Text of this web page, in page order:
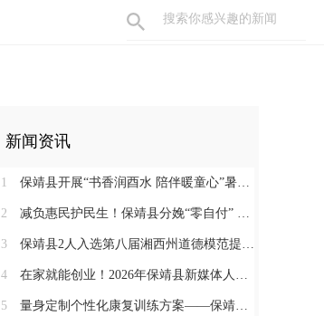
新闻资讯
1 保靖县开展“书香润酉水 陪伴暖童心”暑期阅读关爱活动
2 减负惠民护民生！保靖县分娩“零自付” 政策落地见效 125名产妇受益
3 保靖县2人入选第八届湘西州道德模范提名奖
4 在家就能创业！2026年保靖县新媒体人才技能培训开启 助力家乡好物出圈
5 量身定制个性化康复训练方案——保靖县人民医院助力发育迟缓患儿顺利入托